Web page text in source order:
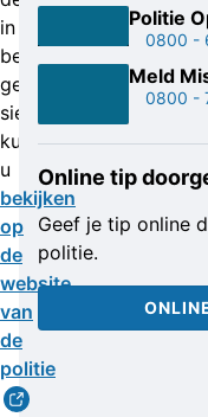
in
beslag
genomen
sieraden
kunt
u
bekijken
op
de
website
van
de
politie
Politie
0800 -
Meld
0800 -
Online tip
Geef je tip online
politie.